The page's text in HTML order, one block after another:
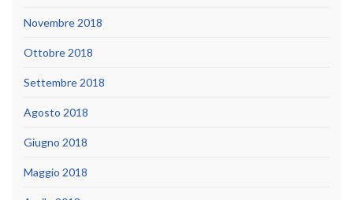
Novembre 2018
Ottobre 2018
Settembre 2018
Agosto 2018
Giugno 2018
Maggio 2018